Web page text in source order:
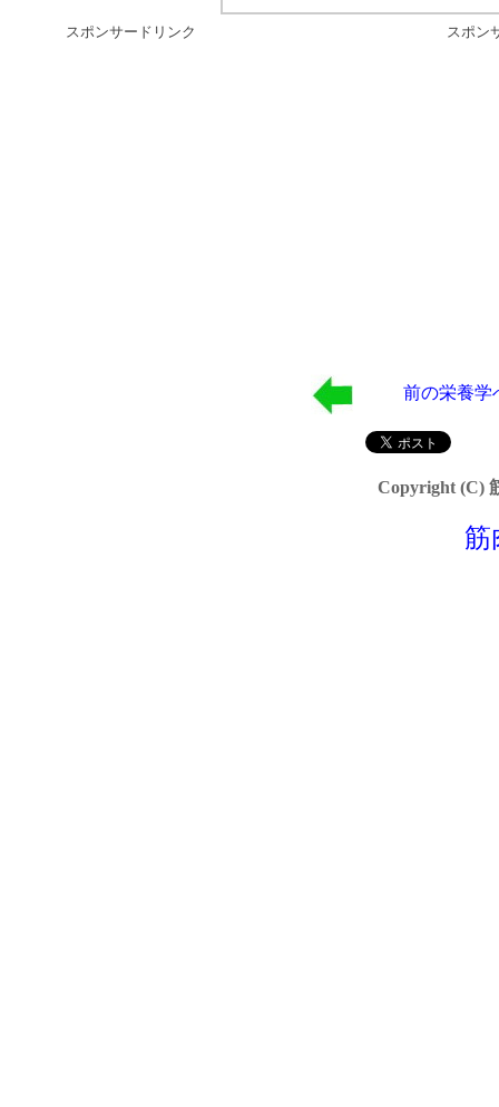
スポンサードリンク スポン
前の栄養学
Copyright (C)
筋